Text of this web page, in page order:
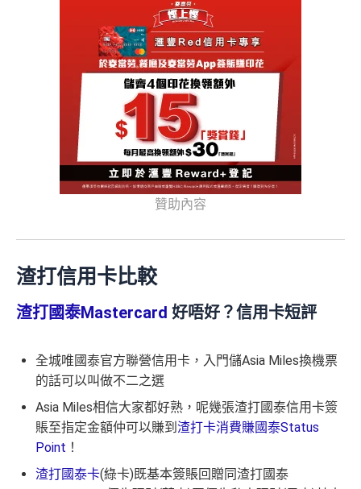
贊助內容
渣打信用卡比較
渣打國泰Mastercard 好唔好？信用卡短評
全城唯國泰官方聯營信用卡，入門儲Asia Miles換機票
的話可以叫做不二之選
Asia Miles相信大家都好熟，呢幾張渣打國泰信用卡簽
賬至指定金額仲可以賺到 渣打卡消費賺國泰Status
Point ！
渣打國泰卡(綠卡)既基本簽賬回贈同渣打國泰